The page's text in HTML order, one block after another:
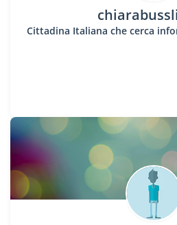
Cittadina Italiana che cerca